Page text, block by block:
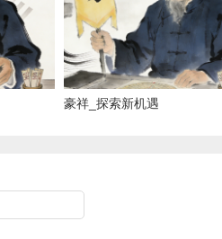
豪祥_探索新机遇